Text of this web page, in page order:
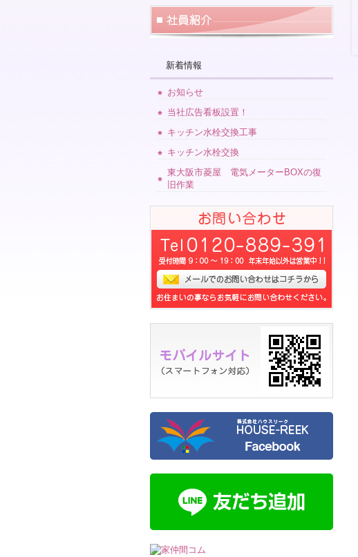
新着情報
お知らせ
当社広告看板設置！
キッチン水栓交換工事
キッチン水栓交換
東大阪市菱屋 電気メーターBOXの復
旧作業